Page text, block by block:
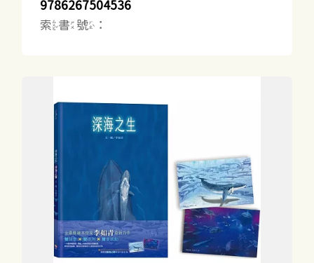
9786267504536
索書號：